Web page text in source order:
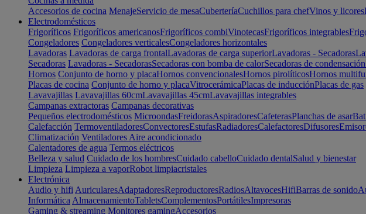
Accesorios de cocina MenajeServicio de mesaCuberteríaCuchillos para chefVinos y licores
Electrodomésticos
Frigoríficos Frigoríficos americanosFrigoríficos combiVinotecasFrigoríficos integrables
Congeladores Congeladores verticalesCongeladores horizontales
Lavadoras Lavadoras de carga frontalLavadoras de carga superiorLavadoras - Secadoras
Secadoras Lavadoras - SecadorasSecadoras con bomba de calorSecadoras de condensación
Hornos Conjunto de horno y placaHornos convencionalesHornos pirolíticosHornos
Placas de cocina Conjunto de horno y placaVitrocerámicaPlacas de inducciónPlacas de gas
Lavavajillas Lavavajillas 60cmLavavajillas 45cmLavavajillas integrables
Campanas extractoras Campanas decorativas
Pequeños electrodomésticos MicroondasFreidorasAspiradoresCafeterasPlanchas de asar
Calefacción TermoventiladoresConvectoresEstufasRadiadoresCalefactoresDifusores
Climatización Ventiladores Aire acondicionado
Calentadores de agua Termos eléctricos
Belleza y salud Cuidado de los hombresCuidado cabelloCuidado dentalSalud y bienestar
Limpieza Limpieza a vaporRobot limpiacristales
Electrónica
Audio y hifi AuricularesAdaptadoresReproductoresRadiosAltavocesHifiBarras de sonido
Informática AlmacenamientoTabletsComplementosPortátilesImpresoras
Gaming & streaming Monitores gamingAccesorios